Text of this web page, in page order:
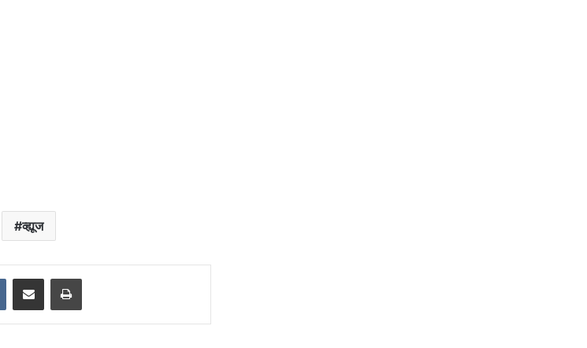
व्ह्यूज
VKontakteShare via Email Print